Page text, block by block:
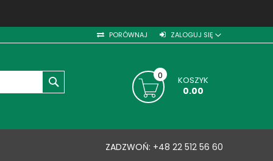
PORÓWNAJ ZALOGUJ SIĘ
KOSZYK
0.00
0
ZADZWOŃ: +48 22 512 56 60